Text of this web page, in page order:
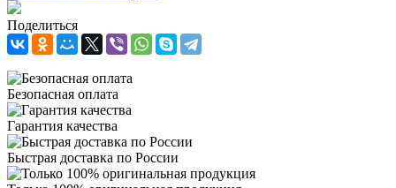
Поделиться
Безопасная оплата
Гарантия качества
Быстрая доставка по России